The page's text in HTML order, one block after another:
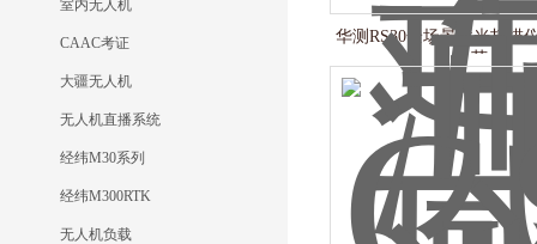
室内无人机
CAAC考证
大疆无人机
无人机直播系统
经纬M30系列
经纬M300RTK
无人机负载
华测RS30全场景激光扫描
节